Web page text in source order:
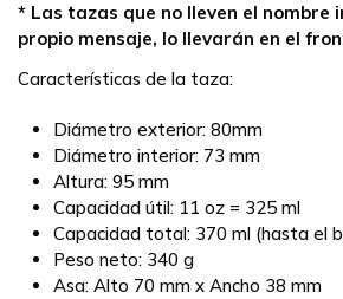
* Las tazas que no lleven el nombre
propio mensaje, lo llevarán en el
Características de la taza:
Diámetro exterior: 80mm
Diámetro interior: 73 mm
Altura: 95 mm
Capacidad útil: 11 oz = 325 ml
Capacidad total: 370 ml (hasta el
Peso neto: 340 g
Asa: Alto 70 mm x Ancho 38 mm